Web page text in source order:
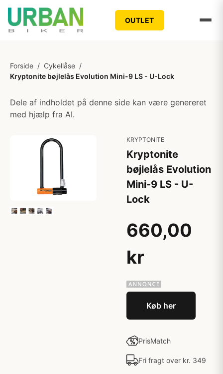
OUTLET
Forside / Cykellåse /
Kryptonite bøjlelås Evolution Mini-9 LS - U-Lock
Dele af indholdet på denne side kan være genereret
med hjælp fra AI.
KRYPTONITE
Kryptonite
bøjlelås Evolution
Mini-9 LS - U-
Lock
660,00
kr
Køb her
PrisMatch
Fri fragt over kr. 349